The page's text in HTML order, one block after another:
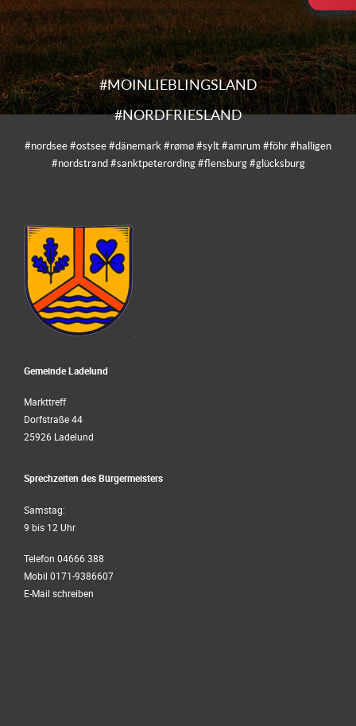
#MOINLIEBLINGSLAND
#NORDFRIESLAND
#nordsee #ostsee #dänemark #rømø #sylt #amrum #föhr #halligen
#nordstrand #sanktpeterording #flensburg #glücksburg
Gemeinde Ladelund
Markttreff
Dorfstraße 44
25926 Ladelund
Sprechzeiten des Bürgermeisters
Samstag:
9 bis 12 Uhr
Telefon 04666 388
Mobil 0171-9386607
E-Mail schreiben